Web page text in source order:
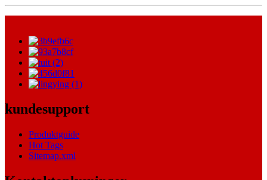
kundesupport
Produktguide
Hot Tags
Sitemap.xml